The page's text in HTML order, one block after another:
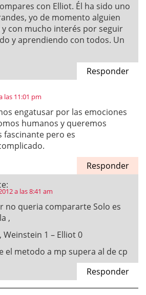
con Elliot. Él ha sido uno
yo de momento alguien
con mucho interés por seguir
y aprendiendo con todos. Un
Responder
las 11:01 pm
engatusar por las emociones
humanos y queremos
fascinante pero es
Responder
a las 8:41 am
no queria compararte Solo es
,
Weinstein 1 – Elliot 0
el metodo a mp supera al de cp
Responder